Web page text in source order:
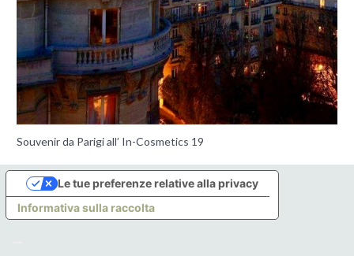
Souvenir da Parigi all’ In-Cosmetics 19
Informativa sulla raccolta
Le tue preferenze relative alla privacy